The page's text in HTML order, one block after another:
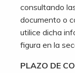
consultando
documento o
utilice dicha
figura en la
PLAZO DE